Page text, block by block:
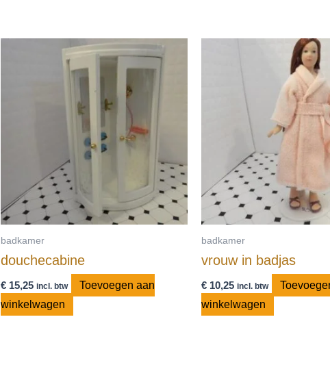
badkamer
douchecabine
€ 15,25 incl. btw
Toevoegen aan
winkelwagen
badkamer
vrouw in badjas
€10,25 incl. btw
winkelwagen